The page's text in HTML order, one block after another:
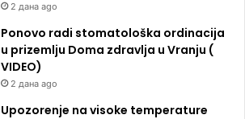
2 дана ago
Ponovo radi stomatološka ordinacija
u prizemlju Doma zdravlja u Vranju (
VIDEO)
2 дана ago
Upozorenje na visoke temperature